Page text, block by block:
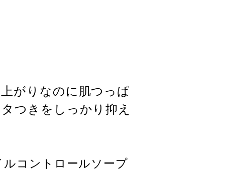
がりなのに肌つっぱ
つきをしっかり抑え
ルコントロールソープ